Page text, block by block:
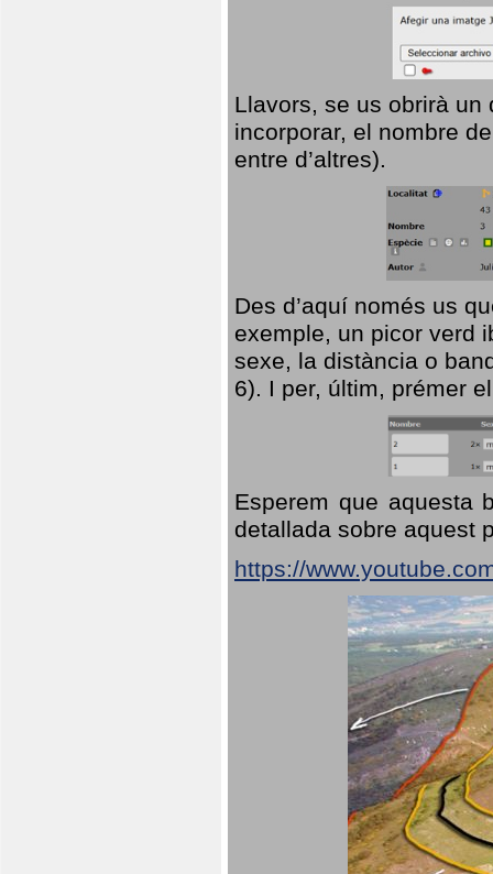
Llavors, se us obrirà
incorporar, el nombre
entre d’altres).
Des d’aquí només us
exemple, un picor verd
sexe, la distància o
6). I per, últim, prémer
Esperem que aquesta
detallada sobre aquest
https://